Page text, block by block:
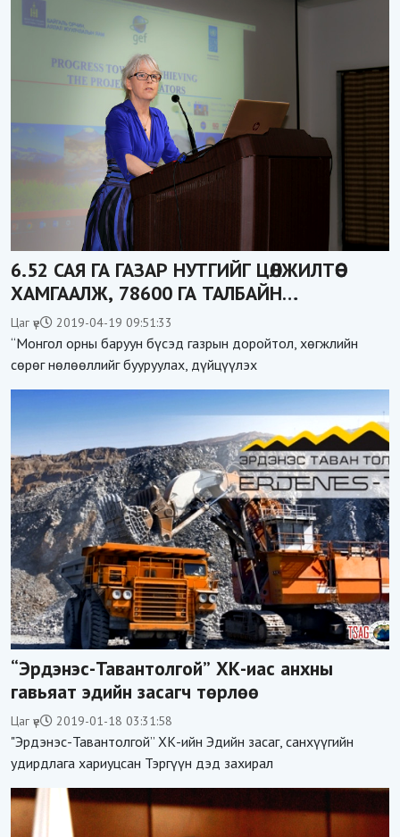
6.52 САЯ ГА ГАЗАР НУТГИЙГ ЦӨЛЖИЛТӨӨС
ХАМГААЛЖ, 78600 ГА ТАЛБАЙН
БЭЛЧЭЭРИЙН МЕНЕЖМЕНТИЙГ
САЙЖРУУЛЖЭЭ
Цаг үе 2019-04-19 09:51:33
“Монгол орны баруун бүсэд газрын доройтол, хөгжлийн
сөрөг нөлөөллийг бууруулах, дүйцүүлэх
“Эрдэнэс-Тавантолгой” ХК-иас анхны
гавьяат эдийн засагч төрлөө
Цаг үе 2019-01-18 03:31:58
"Эрдэнэс-Тавантолгой” ХК-ийн Эдийн засаг, санхүүгийн
удирдлага хариуцсан Тэргүүн дэд захирал